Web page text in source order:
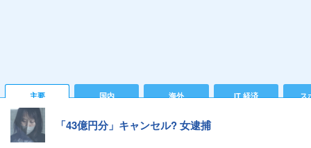
主要 国内 海外 IT 経済 ス
「43億円分」キャンセル? 女逮捕